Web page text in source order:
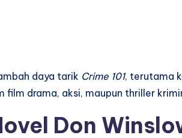
daya tarik Crime 101, terutama
film drama, aksi, maupun thriller
Don